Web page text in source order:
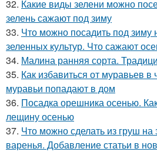
32. Какие виды зелени можно
зелень сажают под зиму
33. Что можно посадить под зиму
зеленных культур. Что сажают
34. Малина ранняя сорта.
35. Как избавиться от муравьев
муравьи попадают в дом
36. Посадка орешника осенью.
лещину осенью
37. Что можно сделать из груш
варенья. Добавление статьи в